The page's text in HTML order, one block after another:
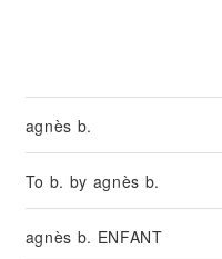
agnès b.
To b. by agnès b.
agnès b. ENFANT